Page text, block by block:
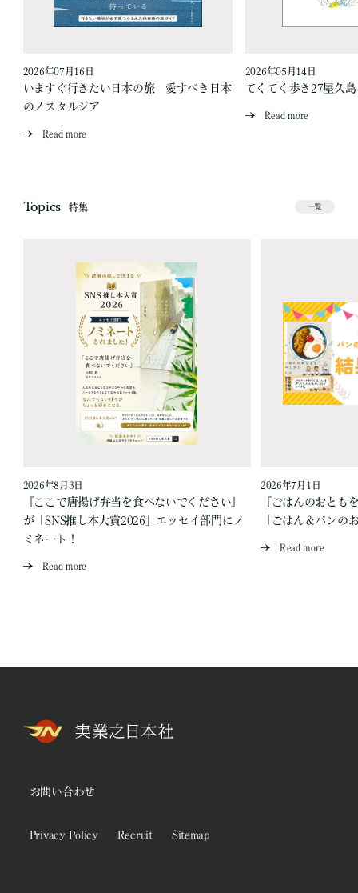
2026年07月16日
いますぐ行きたい日本の旅 愛すべき日本
のノスタルジア
Read more
2026年05月14日
てくてく歩き27屋久
Read more
Topics 特集 一覧
2026年8月3日
『ここで唐揚げ弁当を食べないでください』
が「SNS推し本大賞2026」エッセイ部門にノ
ミネート！
Read more
2026年7月1日
『ごはんのおとも
「ごはん＆パンの
Read more
お問い合わせ
Privacy Policy Recruit Sitemap